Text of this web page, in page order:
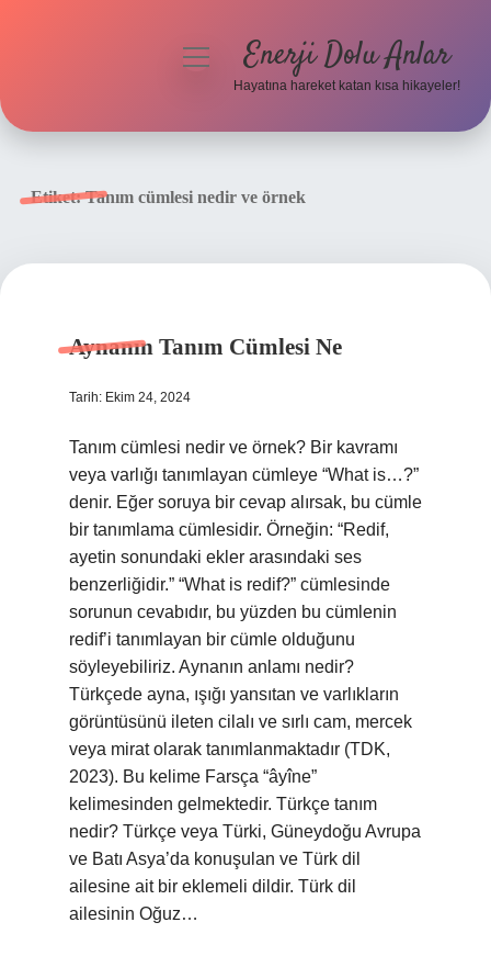
menüyüEnerji Dolu Anlar
Hayatına hareket katan kısa hikayeler!
Etiket:Tanım cümlesi nedir ve örnek
Aynanın Tanım Cümlesi Ne
Tarih: Ekim 24, 2024
Tanım cümlesi nedir ve örnek? Bir kavramı
veya varlığı tanımlayan cümleye “What is…?”
denir. Eğer soruya bir cevap alırsak, bu cümle
bir tanımlama cümlesidir. Örneğin: “Redif,
ayetin sonundaki ekler arasındaki ses
benzerliğidir.” “What is redif?” cümlesinde
sorunun cevabıdır, bu yüzden bu cümlenin
redif’i tanımlayan bir cümle olduğunu
söyleyebiliriz. Aynanın anlamı nedir?
Türkçede ayna, ışığı yansıtan ve varlıkların
görüntüsünü ileten cilalı ve sırlı cam, mercek
veya mirat olarak tanımlanmaktadır (TDK,
2023). Bu kelime Farsça “âyîne”
kelimesinden gelmektedir. Türkçe tanım
nedir? Türkçe veya Türki, Güneydoğu Avrupa
ve Batı Asya’da konuşulan ve Türk dil
ailesine ait bir eklemeli dildir. Türk dil
ailesinin Oğuz…